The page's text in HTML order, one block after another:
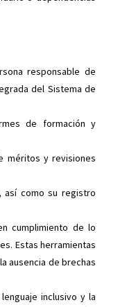
responsable de
del Sistema de
de formación y
méritos y revisiones
, así como su registro
cumplimiento de lo
Estas herramientas
ausencia de brechas
inclusivo y la